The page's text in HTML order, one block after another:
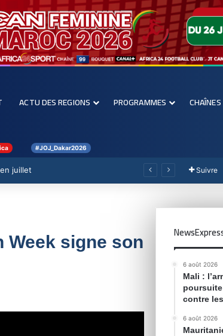
ACTU DES REGIONS PROGRAMMES CHAÎNES
#JOJ_Dakar2026
juillet Suivre
Week signe son
6 août 2026
Mali :
contre
6 août 2026